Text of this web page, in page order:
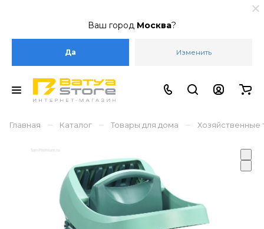
Ваш город Москва?
Да Изменить
Главная – Каталог – Товары для дома – Хозяйственные